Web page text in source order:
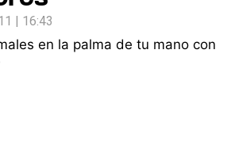
| 16:43
en la palma de tu mano con